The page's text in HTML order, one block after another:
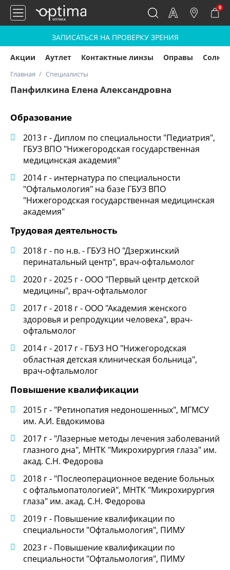
0
ЗАПИСАТЬСЯ НА ПРОВЕРКУ ЗРЕНИЯ
Акции Аутлет Контактные линзы Оправы
Главная Специалисты
Панфилкина Елена Александровна
Образование
2013 г - Диплом по специальности "Педиатрия",
ГБУЗ ВПО "Нижегородская государственная
медицинская академия"
2014 г - интернатура по специальности
"Офтальмология" на базе ГБУЗ ВПО
"Нижегородская государственная медицинская
академия"
Трудовая деятельность
2018 г - по н.в. - ГБУЗ НО "Дзержинский
перинатальный центр", врач-офтальмолог
2020 г - 2025 г - ООО "Первый центр детской
медицины", врач-офтальмолог
2017 г - 2018 г - ООО "Академия женского
здоровья и репродукции человека", врач-
офтальмолог
2014 г - 2017 г - ГБУЗ НО "Нижегородская
областная детская клиническая больница",
врач-офтальмолог
Повышение квалификации
2015 г - "Ретинопатия недоношенных", МГМСУ
им. А.И. Евдокимова
2017 г - "Лазерные методы лечения заболеваний
глазного дна", МНТК "Микрохирургия глаза" им.
акад. С.Н. Федорова
2018 г - "Послеоперационное ведение больных
с офтальмопатологией", МНТК "Микрохирургия
глаза" им. акад. С.Н. Федорова
2019 г - Повышение квалификации по
специальности "Офтальмология", ПИМУ
2023 г - Повышение квалификации по
специальности "Офтальмология", ПИМУ